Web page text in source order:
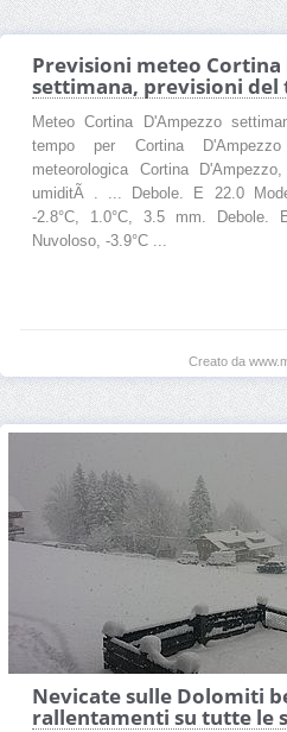
Previsioni meteo Cortina
settimana, previsioni del
Meteo Cortina D'Ampezzo
tempo per Cortina
meteorologica Cortina
umiditÃ . ... Debole. E 22.0
-2.8°C, 1.0°C, 3.5 mm. Debole.
Nuvoloso, -3.9°C ...
Creato da
Nevicate sulle Dolomiti
rallentamenti su tutte le